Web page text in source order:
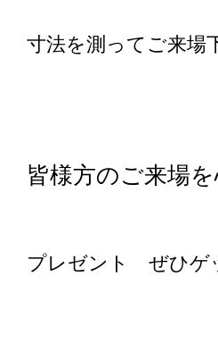
寸法を測ってご来場
皆様方のご来場
プレゼント ぜひゲ